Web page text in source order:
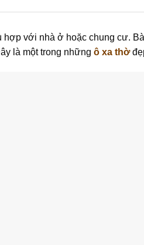
với nhà ở hoặc chung cư.
là một trong những ô xa thờ